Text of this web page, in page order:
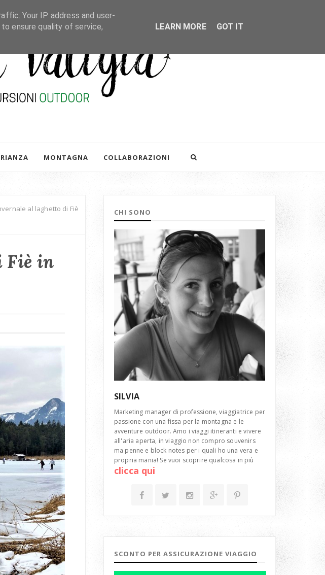
MONTAGNA COLLABORAZIONI
al laghetto di Fiè
Fiè in
CHI SONO
SILVIA
Marketing manager di professione, viaggiatrice per
passione con una fissa per la montagna e le
avventure outdoor. Amo i viaggi itineranti e vivere
all'aria aperta, in viaggio non compro souvenirs
ma penne e block notes per i quali ho una vera e
propria mania! Se vuoi scoprire qualcosa in più
clicca qui
SCONTO PER ASSICURAZIONE VIAGGIO
Your IP address and user-
ensure quality of service,
LEARN MORE GOT IT